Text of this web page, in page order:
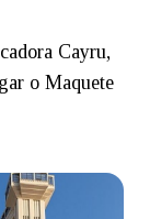
Cayru,
o Maquete